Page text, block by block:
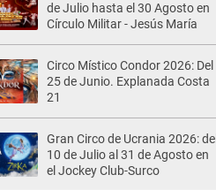
de Julio hasta el 30 Agosto en
Círculo Militar - Jesús María
Circo Místico Condor 2026: Del
25 de Junio. Explanada Costa
21
Gran Circo de Ucrania 2026: del
10 de Julio al 31 de Agosto en
el Jockey Club-Surco